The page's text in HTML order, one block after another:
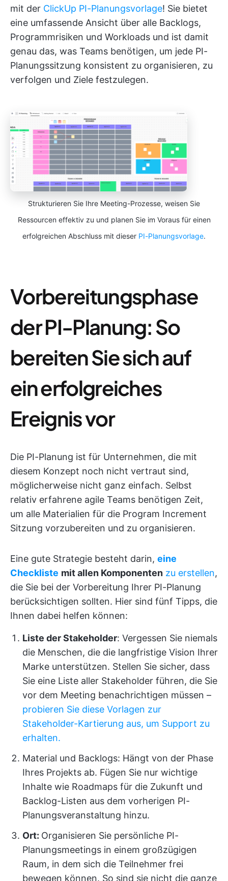
mit der ClickUp PI-Planungsvorlage! Sie bietet
eine umfassende Ansicht über alle Backlogs,
Programmrisiken und Workloads und ist damit
genau das, was Teams benötigen, um jede PI-
Planungssitzung konsistent zu organisieren, zu
verfolgen und Ziele festzulegen.
Strukturieren Sie Ihre Meeting-Prozesse, weisen Sie
Ressourcen effektiv zu und planen Sie im Voraus für einen
erfolgreichen Abschluss mit dieser PI-Planungsvorlage.
Vorbereitungsphase
der PI-Planung: So
bereiten Sie sich auf
ein erfolgreiches
Ereignis vor
Die PI-Planung ist für Unternehmen, die mit
diesem Konzept noch nicht vertraut sind,
möglicherweise nicht ganz einfach. Selbst
relativ erfahrene agile Teams benötigen Zeit,
um alle Materialien für die Program Increment
Sitzung vorzubereiten und zu organisieren.
Eine gute Strategie besteht darin, eine
Checkliste mit allen Komponenten zu erstellen,
die Sie bei der Vorbereitung Ihrer PI-Planung
berücksichtigen sollten. Hier sind fünf Tipps, die
Ihnen dabei helfen können:
Liste der Stakeholder: Vergessen Sie niemals
die Menschen, die die langfristige Vision Ihrer
Marke unterstützen. Stellen Sie sicher, dass
Sie eine Liste aller Stakeholder führen, die Sie
vor dem Meeting benachrichtigen müssen –
probieren Sie diese Vorlagen zur
Stakeholder-Kartierung aus, um Support zu
erhalten.
Material und Backlogs: Hängt von der Phase
Ihres Projekts ab. Fügen Sie nur wichtige
Inhalte wie Roadmaps für die Zukunft und
Backlog-Listen aus dem vorherigen PI-
Planungsveranstaltung hinzu.
Ort: Organisieren Sie persönliche PI-
Planungsmeetings in einem großzügigen
Raum, in dem sich die Teilnehmer frei
bewegen können. So sind sie nicht die ganze